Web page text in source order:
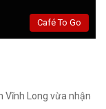
Café To Go
Vĩnh Long vừa nhận